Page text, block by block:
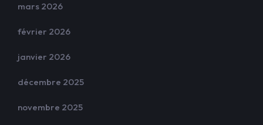
mars 2026
février 2026
janvier 2026
décembre 2025
novembre 2025